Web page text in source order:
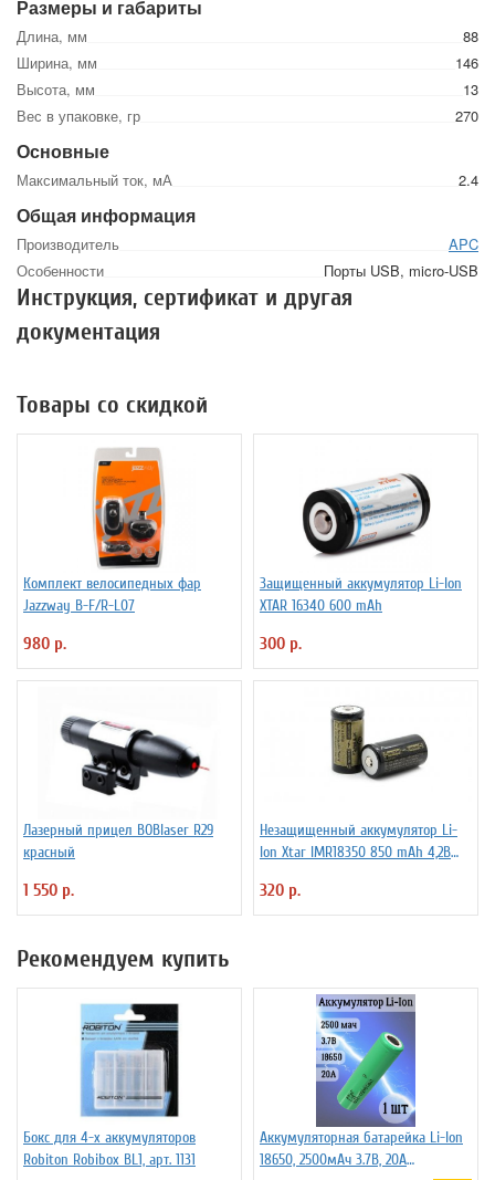
Размеры и габариты
Длина, мм
88
Ширина, мм
146
Высота, мм
13
Вес в упаковке, гр
270
Основные
Максимальный ток, мА 2.4
Общая информация
Производитель
APC
Особенности
Порты USB, micro-USB
Инструкция, сертификат и другая
документация
Товары со скидкой
Комплект велосипедных фар
Jazzway B-F/R-L07
980 р.
Защищенный аккумулятор Li-Ion
XTAR 16340 600 mAh
300 р.
Лазерный прицел BOBlaser R29
красный
1 550 р.
Незащищенный аккумулятор Li-
Ion Xtar IMR18350 850 mAh 4,2В
320 р.
Рекомендуем купить
Бокс для 4-х аккумуляторов
Robiton Robibox BL1, арт. 1131
Аккумуляторная батарейка Li-Ion
18650, 2500мАч 3.7В, 20A